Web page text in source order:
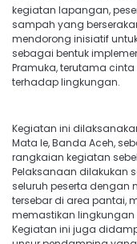
kegiatan lapangan,
sampah yang
mendorong inisiatif
sebagai bentuk
Pramuka, terutama
terhadap lingkungan.
Kegiatan ini
Mata Ie, Banda Aceh,
rangkaian kegiatan
Pelaksanaan dilakukan
seluruh peserta
tersebar di area pantai,
memastikan lingkungan
Kegiatan ini juga